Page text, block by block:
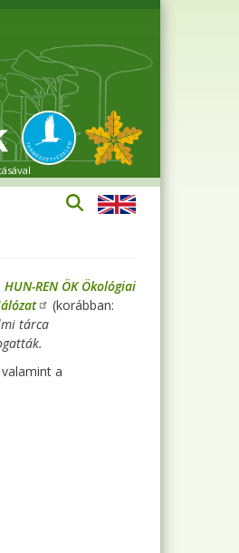
HUN-REN ÖK Ökológiai
(korábban:
tárca
a